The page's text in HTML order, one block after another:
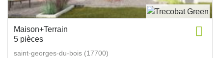
Maison+Terrain
5 pièces
saint-georges-du-bois (17700)